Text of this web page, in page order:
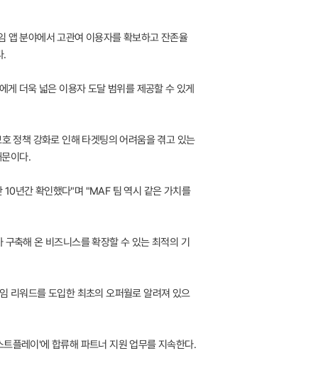
앱 분야에서 고관여 이용자를 확보하고 잔존율
.
더욱 넓은 이용자 도달 범위를 제공할 수 있게
정책 강화로 인해 타겟팅의 어려움을 겪고 있는
이다.
10년간 확인했다"며 "MAF 팀 역시 같은 가치를
축해 온 비즈니스를 확장할 수 있는 최적의 기
리워드를 도입한 최초의 오퍼월로 알려져 있으
플레이'에 합류해 파트너 지원 업무를 지속한다.